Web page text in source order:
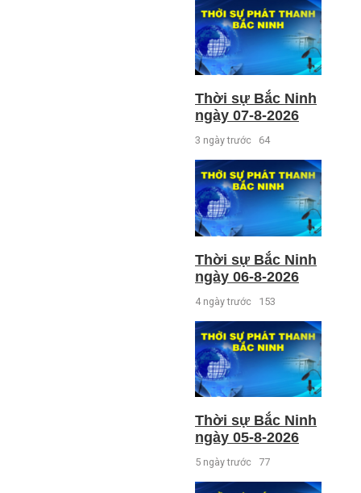
Thời sự Bắc Ninh
ngày 07-8-2026
3 ngày trước 64
Thời sự Bắc Ninh
ngày 06-8-2026
4 ngày trước 153
Thời sự Bắc Ninh
ngày 05-8-2026
5 ngày trước 77